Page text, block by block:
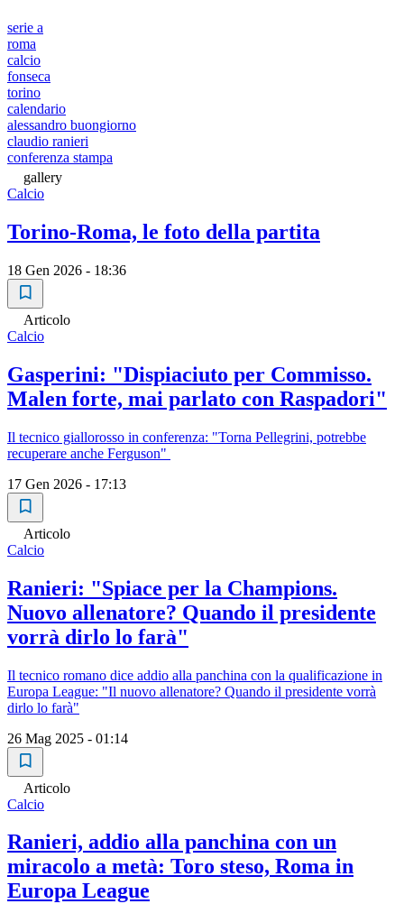
serie a
roma
calcio
fonseca
torino
calendario
alessandro buongiorno
claudio ranieri
conferenza stampa
gallery
Calcio
Torino-Roma, le foto della partita
18 Gen 2026 - 18:36
Articolo
Calcio
Gasperini: "Dispiaciuto per Commisso.
Malen forte, mai parlato con Raspadori"
Il tecnico giallorosso in conferenza: "Torna Pellegrini, potrebbe
recuperare anche Ferguson"
17 Gen 2026 - 17:13
Articolo
Calcio
Ranieri: "Spiace per la Champions.
Nuovo allenatore? Quando il presidente
vorrà dirlo lo farà"
Il tecnico romano dice addio alla panchina con la qualificazione in
Europa League: "Il nuovo allenatore? Quando il presidente vorrà
dirlo lo farà"
26 Mag 2025 - 01:14
Articolo
Calcio
Ranieri, addio alla panchina con un
miracolo a metà: Toro steso, Roma in
Europa League